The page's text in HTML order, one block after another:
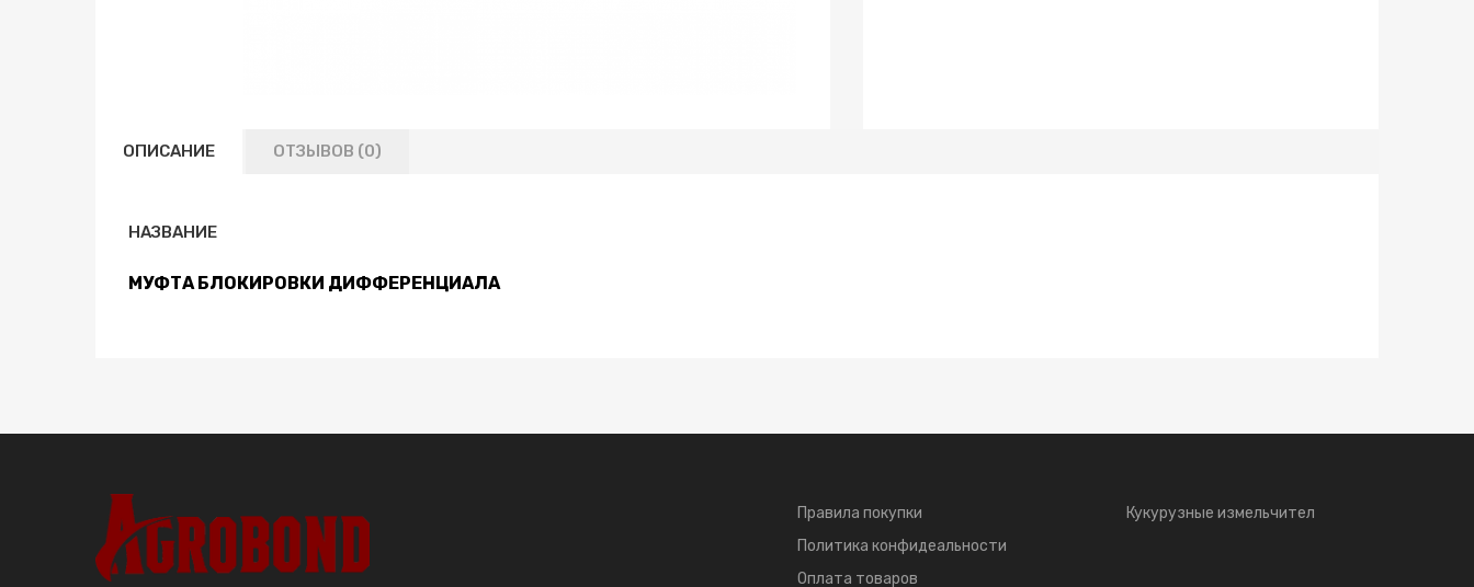
ОПИСАНИЕ ОТЗЫВОВ (0)
НАЗВАНИЕ
МУФТА БЛОКИРОВКИ ДИФФЕРЕНЦИАЛА
Правила покупки
Политика конфидеальности
Оплата товаров
Кукурузные измельчител